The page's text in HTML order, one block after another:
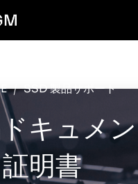
SSD 製品サポート
キュメン
証明書